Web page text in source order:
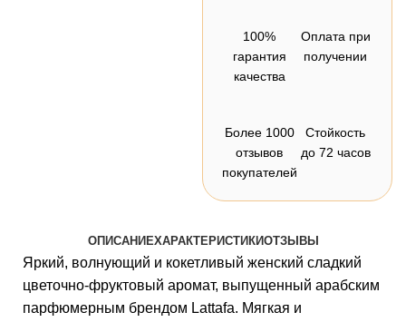
100%
гарантия
качества
Оплата при
получении
Более 1000
отзывов
покупателей
Стойкость
до 72 часов
ОПИСАНИЕХАРАКТЕРИСТИКИОТЗЫВЫ
Яркий, волнующий и кокетливый женский сладкий
цветочно-фруктовый аромат, выпущенный арабским
парфюмерным брендом Lattafa. Мягкая и